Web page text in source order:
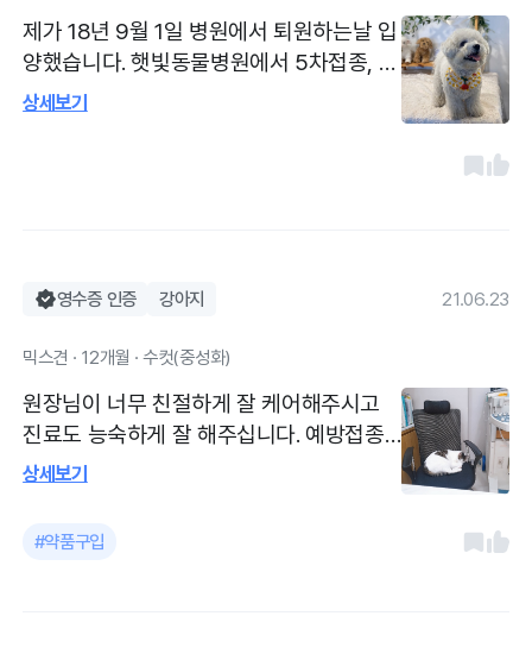
제가 18년 9월 1일 병원에서 퇴원하는날 입
양했습니다. 햇빛동물병원에서 5차접종, 파
보장염치료, 중성화, 심장사상충, 동물등록
상세보기
영수증 인증 강아지 21.06.23
믹스견 · 12개월 · 수컷(중성화)
원장님이 너무 친절하게 잘 케어해주시고
진료도 능숙하게 잘 해주십니다. 예방접종
부터 기본적인 진료까지 잘 봐주서셔 매달
질문도 잘 설명해주셔서 반려견을 키우면서
많이 도움받고 있습니다 :)
상세보기
#약품구입